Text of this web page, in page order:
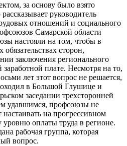
за основу было взято
руководитель
отношений и социального
Самарской области
настояли на том, чтобы в
сторон,
заключения регионального
плате. Несмотря на то,
лет этот вопрос не решается,
в Большой Глушице и
заседании трехсторонней
удавшимся, профсоюзы не
на прогрессивном
оплаты труда в регионе.
рабочая группа, которая
вопрос.